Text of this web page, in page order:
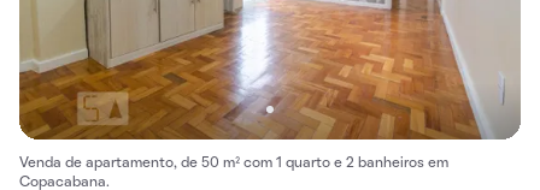
Venda de apartamento, de 50 m² com 1 quarto e 2 banheiros em
Copacabana.